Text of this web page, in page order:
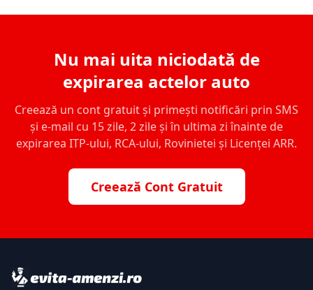
Nu mai uita niciodată de
expirarea actelor auto
Creează un cont gratuit și primești notificări prin SMS
și e-mail cu 15 zile, 2 zile și în ultima zi înainte de
expirarea ITP-ului, RCA-ului, Rovinietei și Licenței ARR.
Creează Cont Gratuit